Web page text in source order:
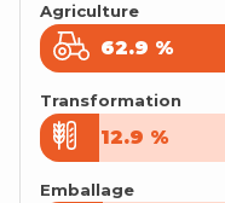
Agriculture
62.9 %
62.9 %
Transformation
12.9 %
12.9 %
Emballage